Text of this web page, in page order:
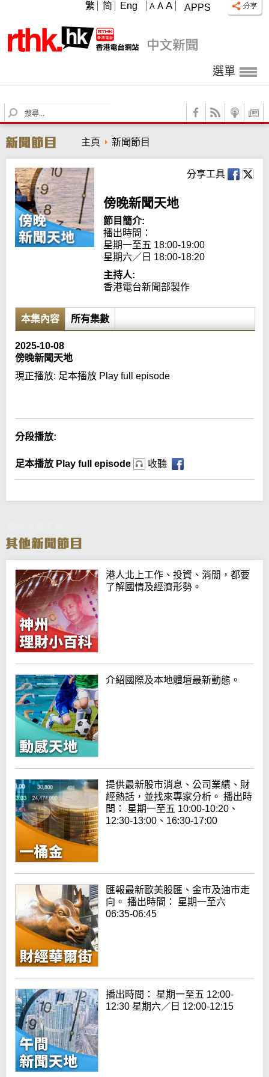
APPS
A A A
繁 简 Eng
選單
S
e
r
c
h
主頁 新聞節目
分享工具
傍晚新聞天地
節目簡介:
播出時間：
星期一至五 18:00-19:00
星期六／日 18:00-18:20
主持人:
香港電台新聞部製作
本集內容 所有集數
2025-10-08
傍晚新聞天地
現正播放: 足本播放 Play full episode
分段播放:
足本播放 Play full episode 收聽
港人北上工作、投資、消閒，都要
了解國情及經濟形勢。
介紹國際及本地體壇最新動態。
提供最新股市消息、公司業績、財
經熱話，並找來專家分析。 播出時
間： 星期一至五 10:00-10:20、
12:30-13:00、16:30-17:00
匯報最新歐美股匯、金市及油市走
向。 播出時間： 星期一至六
06:35-06:45
播出時間： 星期一至五 12:00-
12:30 星期六／日 12:00-12:15